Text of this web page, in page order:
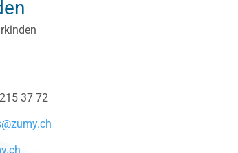
37 72